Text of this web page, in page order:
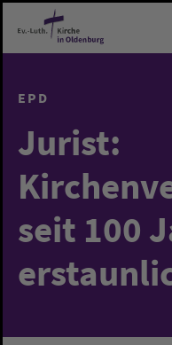
Zum Hauptinhalt
EPD
Jurist:
seit 100